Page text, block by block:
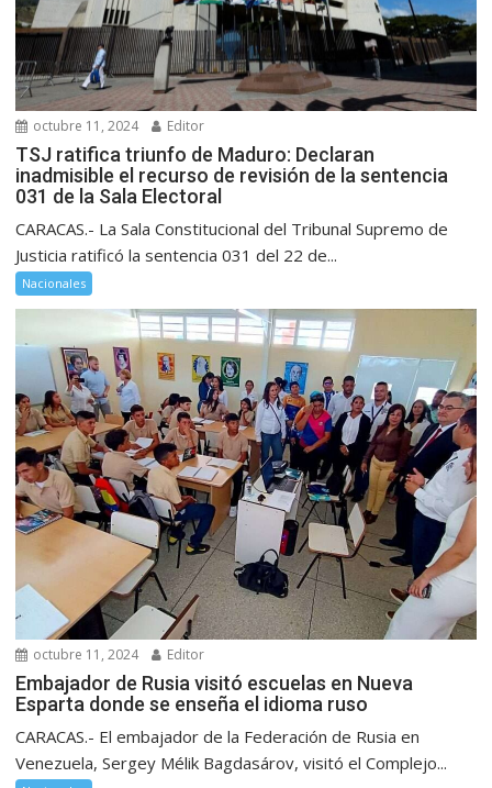
octubre 11, 2024 Editor
TSJ ratifica triunfo de Maduro: Declaran
inadmisible el recurso de revisión de la sentencia
031 de la Sala Electoral
CARACAS.- La Sala Constitucional del Tribunal Supremo de
Justicia ratificó la sentencia 031 del 22 de...
Nacionales
octubre 11, 2024 Editor
Embajador de Rusia visitó escuelas en Nueva
Esparta donde se enseña el idioma ruso
CARACAS.- El embajador de la Federación de Rusia en
Venezuela, Sergey Mélik Bagdasárov, visitó el Complejo...